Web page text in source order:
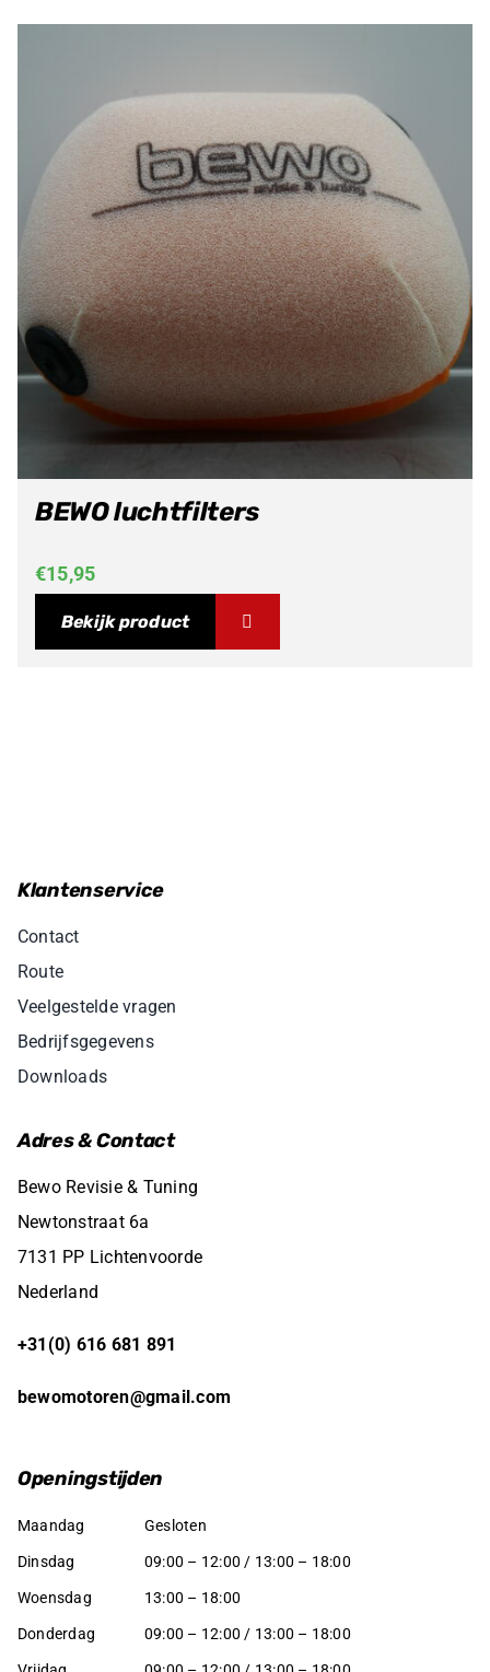
BEWO luchtfilters
€15,95
Bekijk product
Klantenservice
Contact
Route
Veelgestelde vragen
Bedrijfsgegevens
Downloads
Adres & Contact
Bewo Revisie & Tuning
Newtonstraat 6a
7131 PP Lichtenvoorde
Nederland
+31(0) 616 681 891
bewomotoren@gmail.com
Openingstijden
Maandag Gesloten
Dinsdag 09:00 – 12:00 / 13:00 – 18:00
Woensdag 13:00 – 18:00
Donderdag 09:00 – 12:00 / 13:00 – 18:00